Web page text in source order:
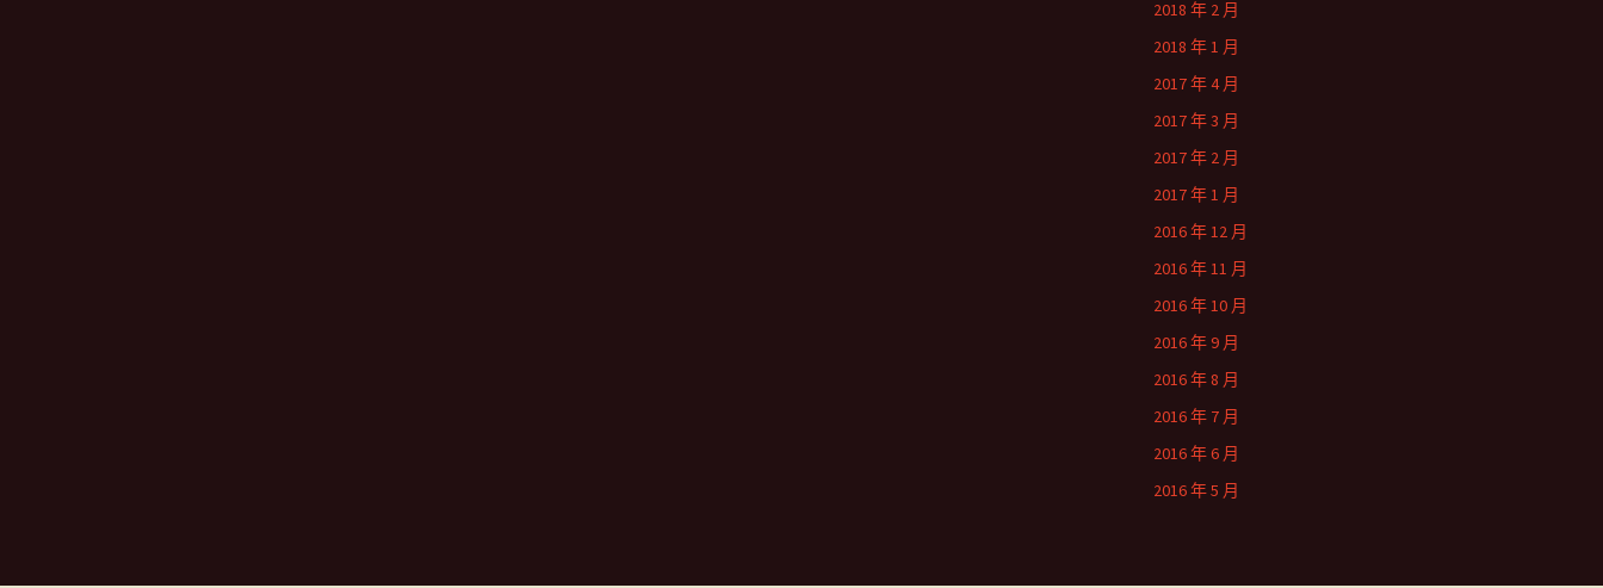
2018 年 2 月
2018 年 1 月
2017 年 4 月
2017 年 3 月
2017 年 2 月
2017 年 1 月
2016 年 12 月
2016 年 11 月
2016 年 10 月
2016 年 9 月
2016 年 8 月
2016 年 7 月
2016 年 6 月
2016 年 5 月